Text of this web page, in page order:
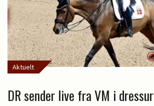
Aktuelt
DR sender live fra VM i dressur